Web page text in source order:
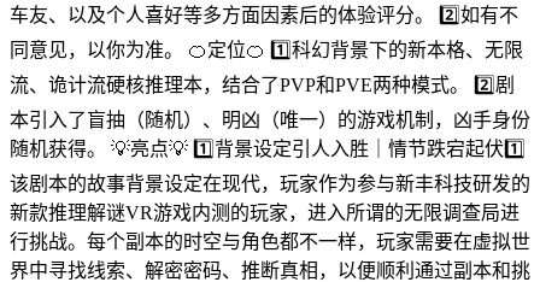
车友、以及个人喜好等多方面因素后的体验评分。 2️⃣如有不
同意见，以你为准。 🍊定位🍊 1️⃣科幻背景下的新本格、无限
流、诡计流硬核推理本，结合了PVP和PVE两种模式。 2️⃣剧
本引入了盲抽（随机）、明凶（唯一）的游戏机制，凶手身份
随机获得。 💡亮点💡 1️⃣背景设定引人入胜｜情节跌宕起伏1️⃣
该剧本的故事背景设定在现代，玩家作为参与新丰科技研发的
新款推理解谜VR游戏内测的玩家，进入所谓的无限调查局进
行挑战。每个副本的时空与角色都不一样，玩家需要在虚拟世
界中寻找线索、解密密码、推断真相，以便顺利通过副本和挑